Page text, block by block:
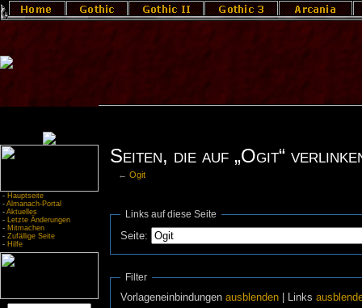
- Hauptseite
- Almanach-Portal
- Aktuelles
- Letzte Änderungen
- Mitmachen
- Zufällige Seite
- Hilfe
Seiten, die auf „Ogit“
←Ogit
Links auf diese Seite
Seite:
Filter
Vorlageneinbindungenausblenden | Links